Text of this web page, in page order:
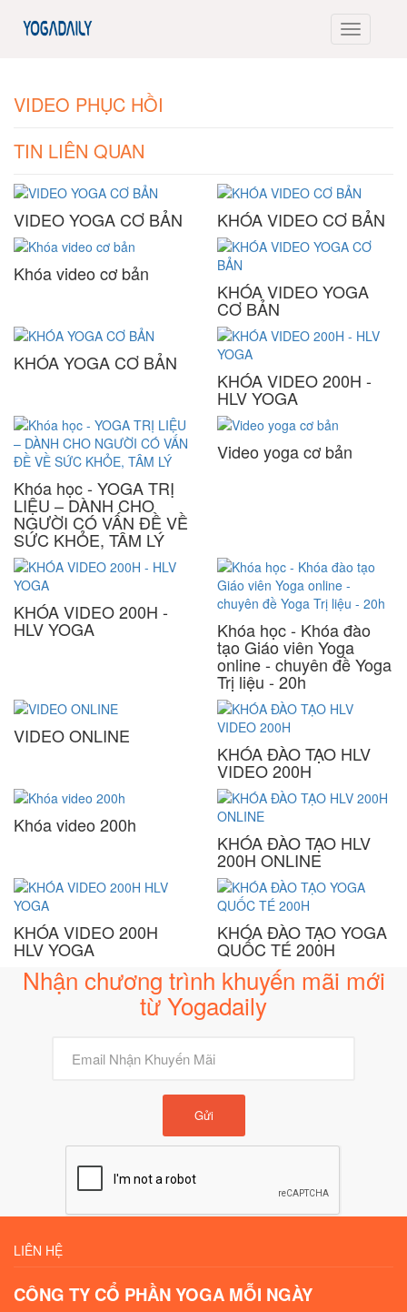
VIDEO PHỤC HỒI
TIN LIÊN QUAN
VIDEO YOGA CƠ BẢN KHÓA VIDEO CƠ BẢN
Khóa video cơ bản
KHÓA VIDEO YOGA
CƠ BẢN
KHÓA YOGA CƠ BẢN
KHÓA VIDEO 200H -
HLV YOGA
Khóa học - YOGA TRỊ
LIỆU – DÀNH CHO
NGƯỜI CÓ VẤN ĐỀ VỀ
SỨC KHỎE, TÂM LÝ
Video yoga cơ bản
KHÓA VIDEO 200H -
HLV YOGA Khóa học - Khóa đào
tạo Giáo viên Yoga
online - chuyên đề Yoga
Trị liệu - 20h
VIDEO ONLINE
KHÓA ĐÀO TẠO HLV
VIDEO 200H
Khóa video 200h
KHÓA ĐÀO TẠO HLV
200H ONLINE
KHÓA VIDEO 200H
HLV YOGA
KHÓA ĐÀO TẠO YOGA
QUỐC TÉ 200H
Nhận chương trình khuyến mãi mới
từ Yogadaily
Gửi
LIÊN HỆ
CÔNG TY CỔ PHẦN YOGA MỖI NGÀY